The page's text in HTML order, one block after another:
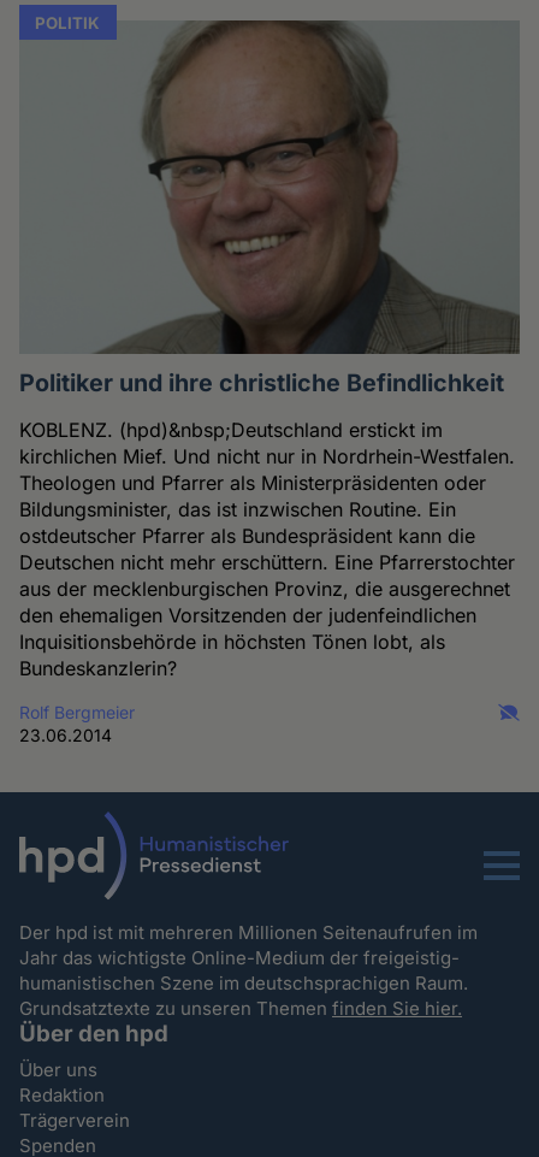
POLITIK
Politiker und ihre christliche Befindlichkeit
KOBLENZ. (hpd)&nbsp;Deutschland erstickt im
kirchlichen Mief. Und nicht nur in Nordrhein-Westfalen.
Theologen und Pfarrer als Ministerpräsidenten oder
Bildungsminister, das ist inzwischen Routine. Ein
ostdeutscher Pfarrer als Bundespräsident kann die
Deutschen nicht mehr erschüttern. Eine Pfarrerstochter
aus der mecklenburgischen Provinz, die ausgerechnet
den ehemaligen Vorsitzenden der judenfeindlichen
Inquisitionsbehörde in höchsten Tönen lobt, als
Bundeskanzlerin?
Rolf Bergmeier
23.06.2014
Menu
Der hpd ist mit mehreren Millionen Seitenaufrufen im
Jahr das wichtigste Online-Medium der freigeistig-
humanistischen Szene im deutschsprachigen Raum.
Grundsatztexte zu unseren Themenfinden Sie hier.
Über den hpd
Über uns
Redaktion
Trägerverein
Spenden